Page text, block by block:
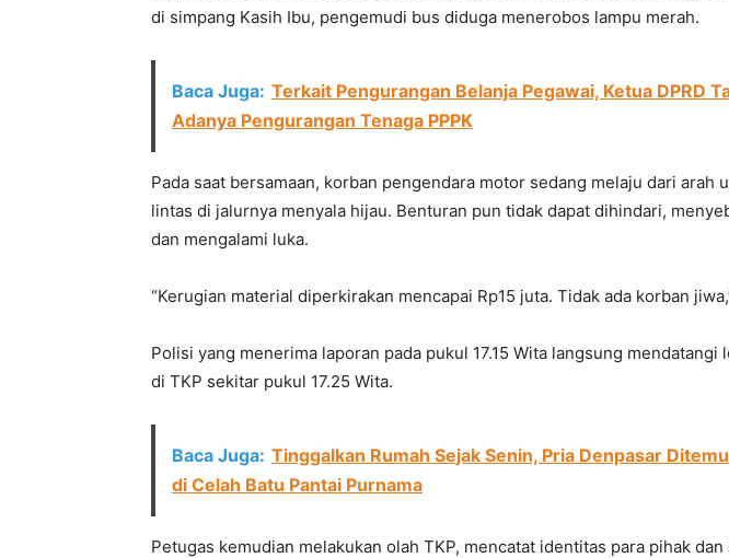
di simpang Kasih Ibu, pengemudi bus diduga menerobos lampu merah.
Baca Juga: Terkait Pengurangan Belanja Pegawai, Ketua DPRD
Adanya Pengurangan Tenaga PPPK
Pada saat bersamaan, korban pengendara motor sedang melaju dari arah
lintas di jalurnya menyala hijau. Benturan pun tidak dapat dihindari,
dan mengalami luka.
“Kerugian material diperkirakan mencapai Rp15 juta. Tidak ada korban
Polisi yang menerima laporan pada pukul 17.15 Wita langsung mendatangi
di TKP sekitar pukul 17.25 Wita.
Baca Juga: Tinggalkan Rumah Sejak Senin, Pria Denpasar
di Celah Batu Pantai Purnama
Petugas kemudian melakukan olah TKP, mencatat identitas para pihak dan